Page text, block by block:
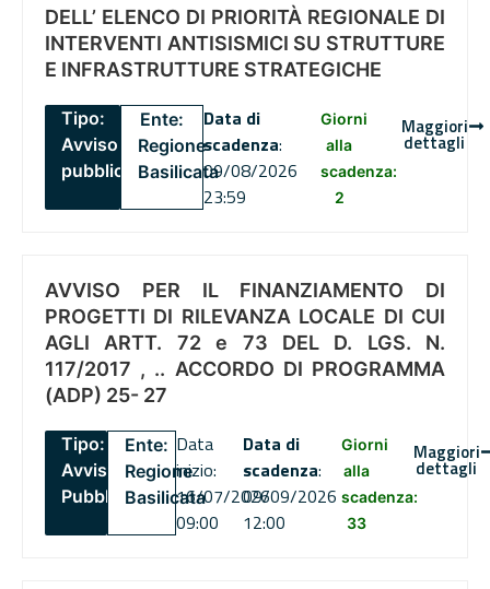
DELL’ ELENCO DI PRIORITÀ REGIONALE DI
INTERVENTI ANTISISMICI SU STRUTTURE
E INFRASTRUTTURE STRATEGICHE
Tipo:
Avviso
pubblico
Ente:
Regione
Basilicata
Data di
scadenza:
09/08/2026
23:59
Giorni
alla
scadenza:
2
Maggiori
dettagli
AVVISO PER IL FINANZIAMENTO DI
PROGETTI DI RILEVANZA LOCALE DI CUI
AGLI ARTT. 72 e 73 DEL D. LGS. N.
117/2017 , .. ACCORDO DI PROGRAMMA
(ADP) 25- 27
Tipo:
Avviso
Pubblico
Ente:
Regione
Basilicata
Data
inizio:
16/07/2026
09:00
Data di
scadenza:
09/09/2026
12:00
Giorni
alla
scadenza:
33
Maggiori
dettagli